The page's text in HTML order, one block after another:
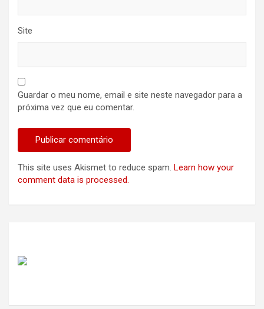
Site
Guardar o meu nome, email e site neste navegador para a
próxima vez que eu comentar.
This site uses Akismet to reduce spam. Learn how your
comment data is processed.